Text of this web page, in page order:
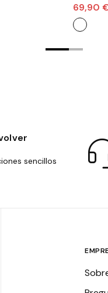
69,90
sencillos